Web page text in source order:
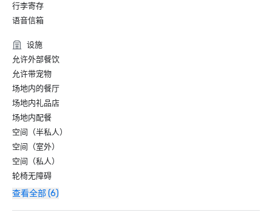
行李寄存
语音信箱
设施
允许外部餐饮
允许带宠物
场地内的餐厅
场地内礼品店
场地内配餐
空间（半私人）
空间（室外）
空间（私人）
轮椅无障碍
查看全部 (6)